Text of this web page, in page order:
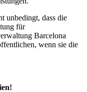
unbedingt, dass die
für
Barcelona
wenn sie die